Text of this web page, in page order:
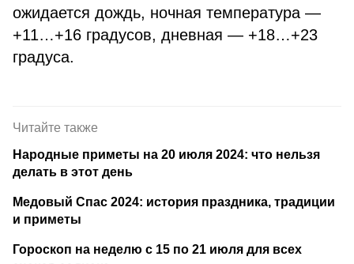
ожидается дождь, ночная температура —
+11…+16 градусов, дневная — +18…+23
градуса.
Читайте также
Народные приметы на 20 июля 2024: что нельзя
делать в этот день
Медовый Спас 2024: история праздника, традиции
и приметы
Гороскоп на неделю c 15 по 21 июля для всех